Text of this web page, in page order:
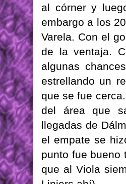
al córner y
embargo a los
Varela. Con el
de la ventaja.
algunas
estrellando un
que se fue
del área que
llegadas de
el empate se
punto fue bueno
que al Viola